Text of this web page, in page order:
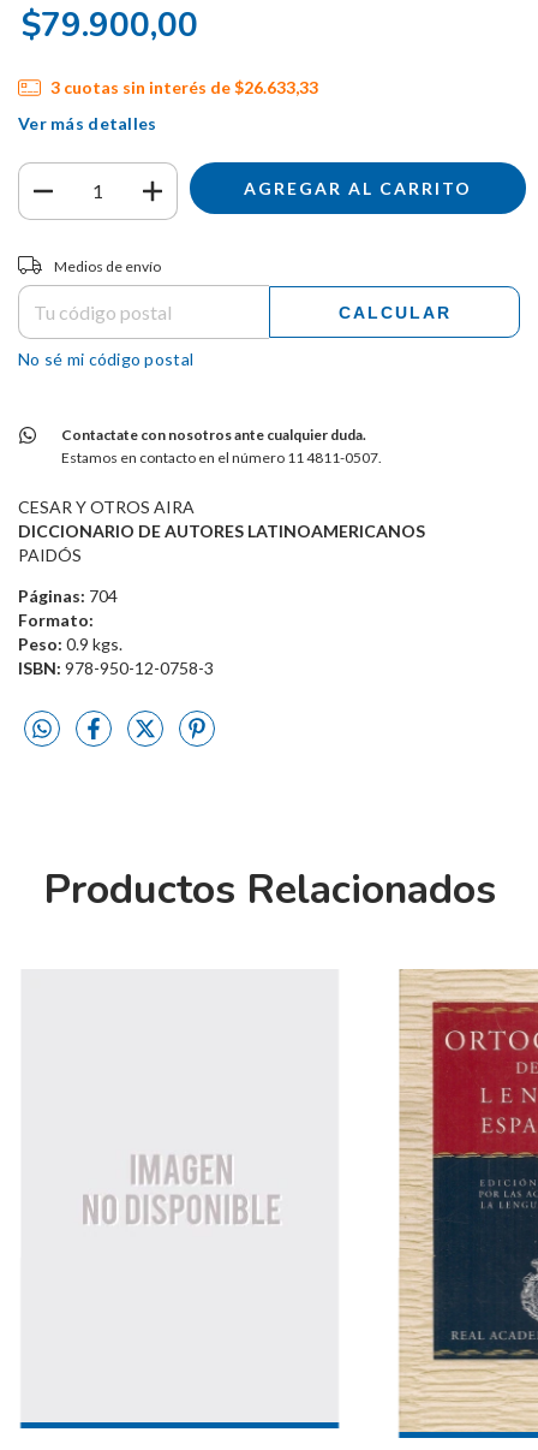
$79.900,00
3 cuotas sin interés de$26.633,33
Ver más detalles
Entregas para el CP:
Medios de envío
CALCULAR
No sé mi código postal
Contactate con nosotros ante cualquier duda.
Estamos en contacto en el número 11 4811-0507.
CESAR Y OTROS AIRA
DICCIONARIO DE AUTORES LATINOAMERICANOS
PAIDÓS
Páginas: 704
Formato:
Peso: 0.9 kgs.
ISBN: 978-950-12-0758-3
Productos Relacionados